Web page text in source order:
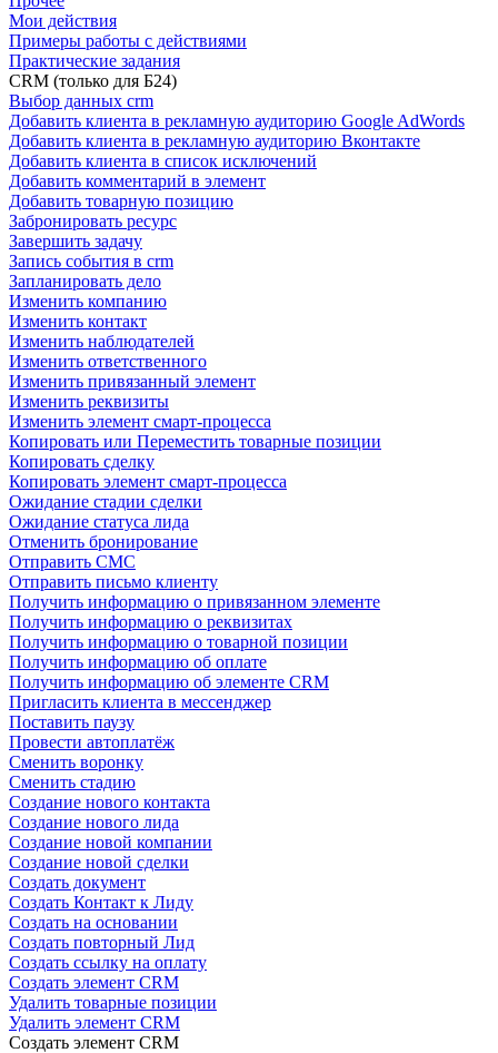
Мои действия
Примеры работы с действиями
Практические задания
CRM (только для Б24)
Выбор данных crm
Добавить клиента в рекламную аудиторию Google AdWords
Добавить клиента в рекламную аудиторию Вконтакте
Добавить клиента в список исключений
Добавить комментарий в элемент
Добавить товарную позицию
Забронировать ресурс
Завершить задачу
Запись события в crm
Запланировать дело
Изменить компанию
Изменить контакт
Изменить наблюдателей
Изменить ответственного
Изменить привязанный элемент
Изменить реквизиты
Изменить элемент смарт-процесса
Копировать или Переместить товарные позиции
Копировать сделку
Копировать элемент смарт-процесса
Ожидание стадии сделки
Ожидание статуса лида
Отменить бронирование
Отправить СМС
Отправить письмо клиенту
Получить информацию о привязанном элементе
Получить информацию о реквизитах
Получить информацию о товарной позиции
Получить информацию об оплате
Получить информацию об элементе CRM
Пригласить клиента в мессенджер
Поставить паузу
Провести автоплатёж
Сменить воронку
Сменить стадию
Создание нового контакта
Создание нового лида
Создание новой компании
Создание новой сделки
Создать документ
Создать Контакт к Лиду
Создать на основании
Создать повторный Лид
Создать ссылку на оплату
Создать элемент CRM
Удалить товарные позиции
Удалить элемент CRM
Создать элемент CRM